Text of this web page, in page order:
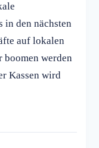
in den nächsten
auf lokalen
werden
Kassen wird